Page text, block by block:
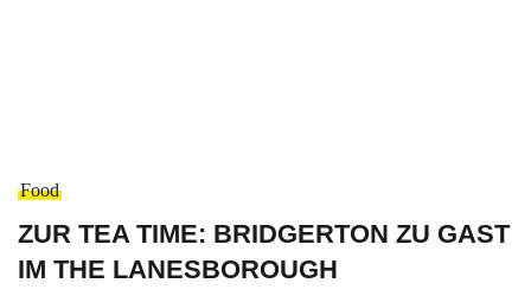
Food
ZUR TEA TIME: BRIDGERTON ZU GAST
IM THE LANESBOROUGH